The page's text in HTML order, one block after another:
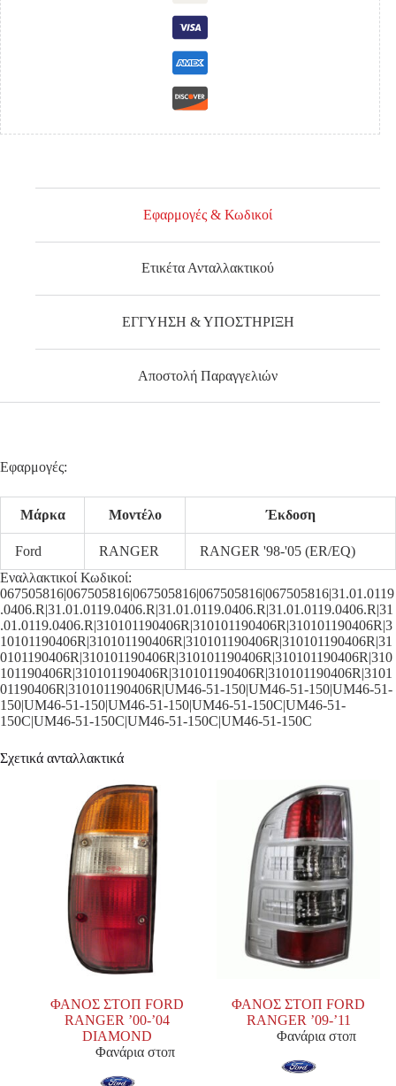
ποσότητα
Εφαρμογές & Κωδικοί
Ετικέτα Ανταλλακτικού
ΕΓΓΥΗΣΗ & ΥΠΟΣΤΗΡΙΞΗ
Αποστολή Παραγγελιών
Εφαρμογές:
Μάρκα Μοντέλο Έκδοση
Ford RANGER
RANGER '98-'05 (ER/EQ)
Εναλλακτικοί Κωδικοί:
067505816|067505816|067505816|067505816|067505816|31.01.0119
.0406.R|31.01.0119.0406.R|31.01.0119.0406.R|31.01.0119.0406.R|31
.01.0119.0406.R|310101190406R|310101190406R|310101190406R|3
10101190406R|310101190406R|310101190406R|310101190406R|31
0101190406R|310101190406R|310101190406R|310101190406R|310
101190406R|310101190406R|310101190406R|310101190406R|3101
01190406R|310101190406R|UM46-51-150|UM46-51-150|UM46-51-
150|UM46-51-150|UM46-51-150|UM46-51-150C|UM46-51-
150C|UM46-51-150C|UM46-51-150C|UM46-51-150C
Σχετικά ανταλλακτικά
ΦΑΝΟΣ ΣΤΟΠ FORD
RANGER ’00-’04
DIAMOND
Φανάρια στοπ
ΦΑΝΟΣ ΣΤΟΠ FORD
RANGER ’09-’11
Φανάρια στοπ